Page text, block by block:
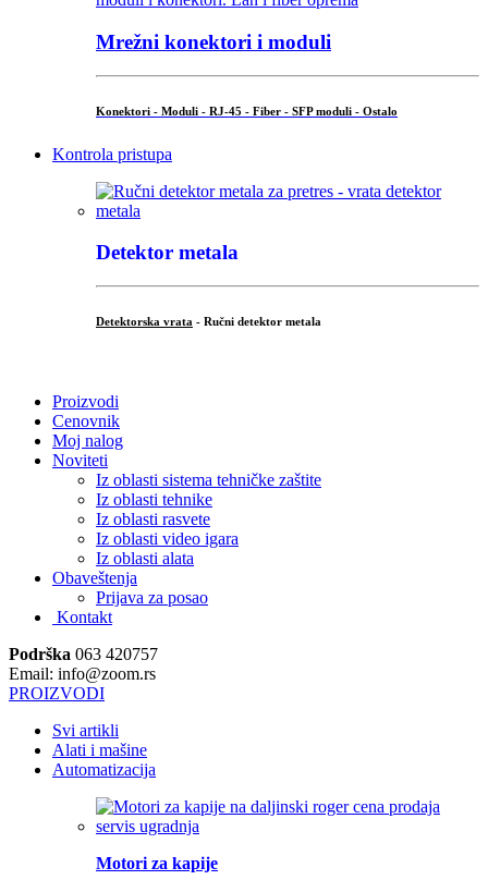
Mrežni konektori i moduli
Konektori - Moduli - RJ-45 - Fiber - SFP moduli - Ostalo
Kontrola pristupa
Detektor metala
Detektorska vrata - Ručni detektor metala
Proizvodi
Cenovnik
Moj nalog
Noviteti
Iz oblasti sistema tehničke zaštite
Iz oblasti tehnike
Iz oblasti rasvete
Iz oblasti video igara
Iz oblasti alata
Obaveštenja
Prijava za posao
Kontakt
Podrška 063 420757
Email: info@zoom.rs
PROIZVODI
Svi artikli
Alati i mašine
Automatizacija
Motori za kapije